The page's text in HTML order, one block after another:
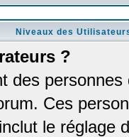
Niveaux des
?
des
Ces
le réglage